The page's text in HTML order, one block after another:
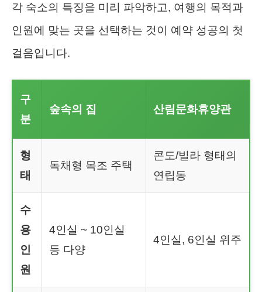
각 숙소의 특징을 미리 파악하고, 여행의 목적과
인원에 맞는 곳을 선택하는 것이 예약 성공의 첫
걸음입니다.
구
분
숲속의 집 산림문화휴양관
형
태
독채형 목조 주택
콘도/빌라 형태의
연립동
수
용
인
원
4인실 ~ 10인실
등 다양
4인실, 6인실 위주